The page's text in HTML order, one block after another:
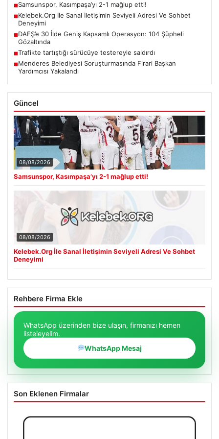
■Samsunspor, Kasımpaşa’yı 2-1 mağlup etti!
■Kelebek.Org İle Sanal İletişimin Seviyeli Adresi Ve Sohbet
Deneyimi
■DAEŞ’e 30 İlde Geniş Kapsamlı Operasyon: 104 Şüpheli
Gözaltında
■Trafikte tartıştığı sürücüye testereyle saldırdı
■Menderes Belediyesi Soruşturmasında Firari Başkan
Yardımcısı Yakalandı
Güncel
08/08/2026
Samsunspor, Kasımpaşa’yı 2-1 mağlup etti!
08/08/2026
Kelebek.Org İle Sanal İletişimin Seviyeli Adresi Ve Sohbet
Deneyimi
Rehbere Firma Ekle
WhatsApp üzerinden bize ulaşın, firmanızı hemen
listeleyelim.
WhatsApp Mesaj
Son Eklenen Firmalar